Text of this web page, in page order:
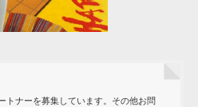
トナーを募集しています。その他お問